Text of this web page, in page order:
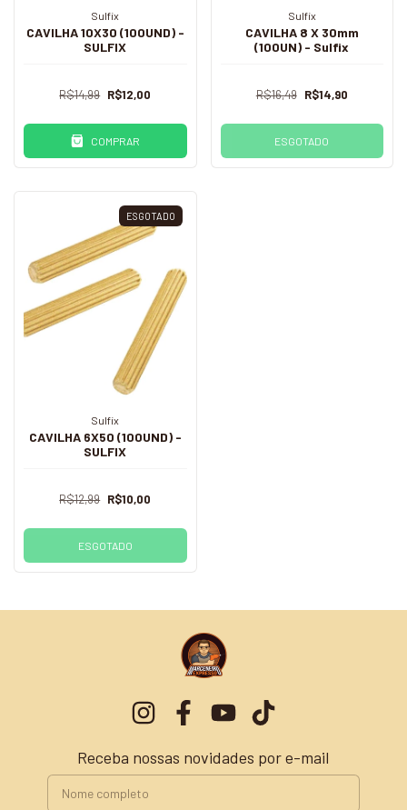
Sulfix
CAVILHA 10X30 (100UND) -
SULFIX
R$14,99 R$12,00
COMPRAR
Sulfix
CAVILHA 8 X 30mm
(100UN) - Sulfix
R$16,49 R$14,90
ESGOTADO
ESGOTADO
Sulfix
CAVILHA 6X50 (100UND) -
SULFIX
R$12,99 R$10,00
ESGOTADO
Receba nossas novidades por e-mail